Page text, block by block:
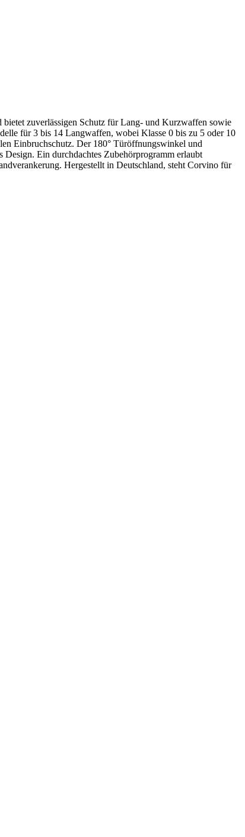
zuverlässigen Schutz für Lang- und Kurzwaffen sowie
für 3 bis 14 Langwaffen, wobei Klasse 0 bis zu 5 oder 10
Einbruchschutz. Der 180° Türöffnungswinkel und
Ein durchdachtes Zubehörprogramm erlaubt
Hergestellt in Deutschland, steht Corvino für